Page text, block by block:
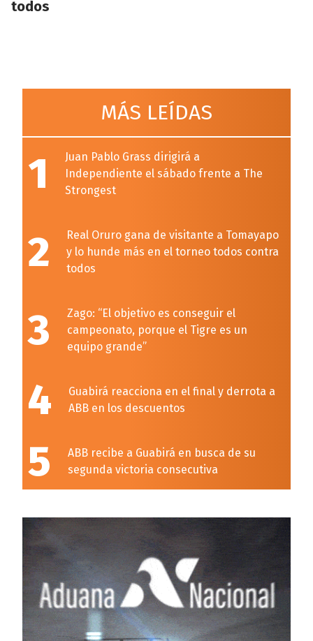
todos
MÁS LEÍDAS
1
Juan Pablo Grass dirigirá a
Independiente el sábado frente a The
Strongest
2
Real Oruro gana de visitante a Tomayapo
y lo hunde más en el torneo todos contra
todos
3
Zago: “El objetivo es conseguir el
campeonato, porque el Tigre es un
equipo grande”
4
Guabirá reacciona en el final y derrota a
ABB en los descuentos
5
ABB recibe a Guabirá en busca de su
segunda victoria consecutiva